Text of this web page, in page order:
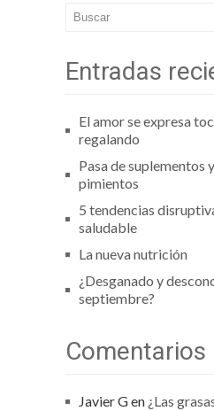
Entradas
El amor se expresa
regalando
Pasa de suplementos
pimientos
5 tendencias
saludable
La nueva nutrición
¿Desganado y
septiembre?
Comentarios
Javier Gen ¿Las